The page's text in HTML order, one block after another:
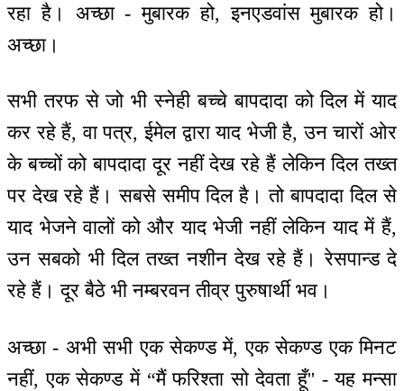
रहा है। अच्छा - मुबारक हो, इनएडवांस मुबारक हो।
अच्छा।
सभी तरफ से जो भी स्नेही बच्चे बापदादा को दिल में याद
कर रहे हैं, वा पत्र, ईमेल द्वारा याद भेजी है, उन चारों ओर
के बच्चों को बापदादा दूर नहीं देख रहे हैं लेकिन दिल तख्त
पर देख रहे हैं। सबसे समीप दिल है। तो बापदादा दिल से
याद भेजने वालों को और याद भेजी नहीं लेकिन याद में हैं,
उन सबको भी दिल तख्त नशीन देख रहे हैं। रेसपान्ड दे
रहे हैं। दूर बैठे भी नम्बरवन तीव्र पुरुषार्थी भव।
अच्छा - अभी सभी एक सेकण्ड में, एक सेकण्ड एक मिनट
नहीं, एक सेकण्ड में “मैं फरिश्ता सो देवता हूँ'' - यह मन्सा